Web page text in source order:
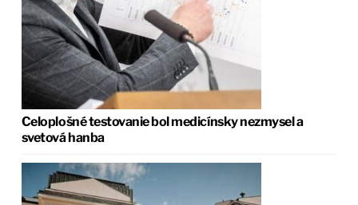
Celoplošné testovanie bol medicínsky nezmysel a
svetová hanba